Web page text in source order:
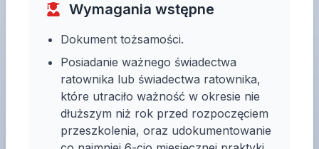
Wymagania wstępne
Dokument tożsamości.
Posiadanie ważnego świadectwa
ratownika lub świadectwa ratownika,
które utraciło ważność w okresie nie
dłuższym niż rok przed rozpoczęciem
przeszkolenia, oraz udokumentowanie